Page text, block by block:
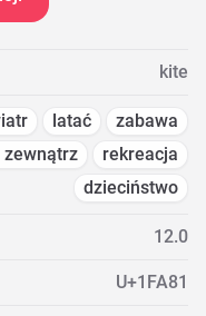
kite
latać
zabawa
zewnątrz
rekreacja
dzieciństwo
12.0
U+1FA81